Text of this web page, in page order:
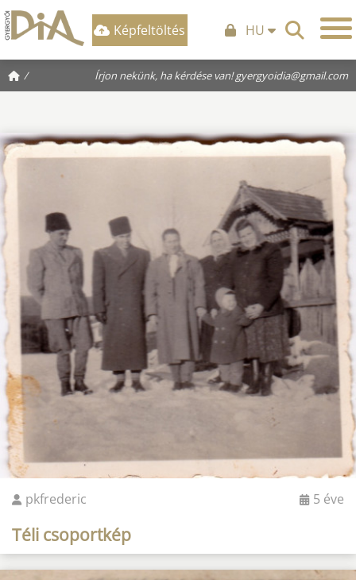
Képfeltöltés HU
/ Írjon nekünk, ha kérdése van!gyergyoidia@gmail.com
pkfrederic 5 éve
Téli csoportkép